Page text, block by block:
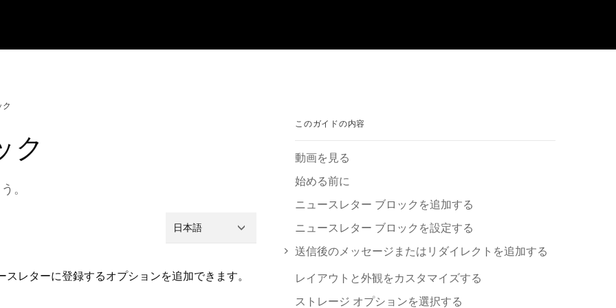
ク
ク
。
日本語
レタ⁠ーに登録するオプシ⁠ョンを追加できます⁠。
このガイドの内容
動画を見る
始める前に
ニ⁠ュ⁠ースレタ⁠ー ブロ⁠ックを追加する
ニ⁠ュ⁠ースレタ⁠ー ブロ⁠ックを設定する
送信後のメ⁠ッセ⁠ージまたはリダイレクトを追加する
レイアウトと外観をカスタマイズする
ストレ⁠ージ オプシ⁠ョンを選択する